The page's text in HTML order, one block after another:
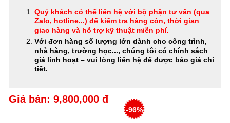
Quý khách có thể liên hệ với bộ phận tư vấn (qua
Zalo, hotline...) để kiểm tra hàng còn, thời gian
giao hàng và hỗ trợ kỹ thuật miễn phí.
Với đơn hàng số lượng lớn dành cho công trình,
nhà hàng, trường học..., chúng tôi có chính sách
giá linh hoạt – vui lòng liên hệ để được báo giá chi
tiết.
Giá bán: 9,800,000 đ
-96%